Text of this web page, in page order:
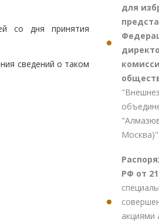
со дня принятия
сведений о таком
для
Москва)"
РФ от
акциями